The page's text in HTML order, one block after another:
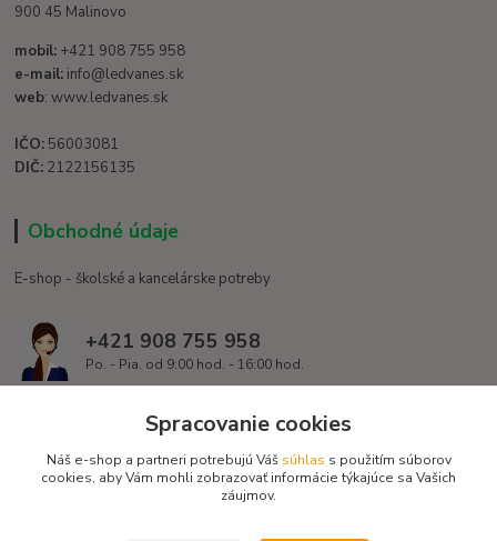
900 45 Malinovo
mobil: +421 908 755 958
e-mail: info@ledvanes.sk
web: www.ledvanes.sk
IČO: 56003081
DIČ: 2122156135
Obchodné údaje
E-shop - školské a kancelárske potreby
+421 908 755 958
Po. - Pia. od 9:00 hod. - 16:00 hod.
info@ledvanes.skSpracovanie cookies
Náš e-shop a partneri potrebujú Váš súhlas s použitím súborov
cookies, aby Vám mohli zobrazovať informácie týkajúce sa Vašich
záujmov.